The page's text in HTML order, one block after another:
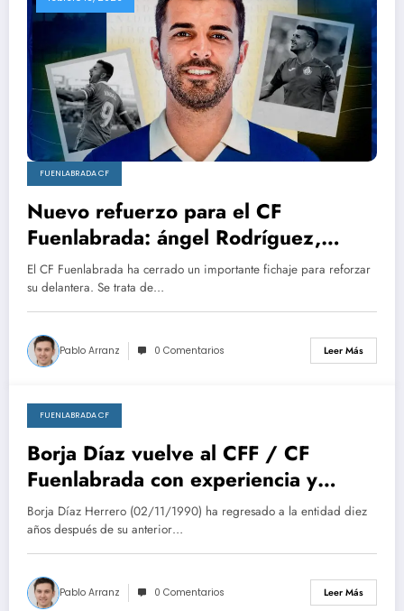
FUENLABRADA CF
Nuevo refuerzo para el CF
Fuenlabrada: ángel Rodríguez,
experiencia y gol
El CF Fuenlabrada ha cerrado un importante fichaje para reforzar
su delantera. Se trata de…
Pablo Arranz 0 Comentarios Leer Más
febrero 2, 2026
FUENLABRADA CF
Borja Díaz vuelve al CFF / CF
Fuenlabrada con experiencia y
corazón.
Borja Díaz Herrero (02/11/1990) ha regresado a la entidad diez
años después de su anterior…
Pablo Arranz 0 Comentarios Leer Más